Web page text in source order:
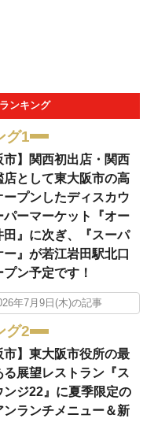
ンキング
グ1
市】関西初出店・関西
店として東大阪市の高
ープンしたディスカウ
パーマーケット『オー
田』に次ぎ、『スーパ
ー』が若江岩田駅北口
ン予定です！
年7月9日(木)の記事
グ2
市】東大阪市役所の最
る展望レストラン『ス
ンジ22』に夏季限定の
ンランチメニュー＆新